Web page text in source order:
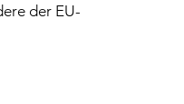
der EU-